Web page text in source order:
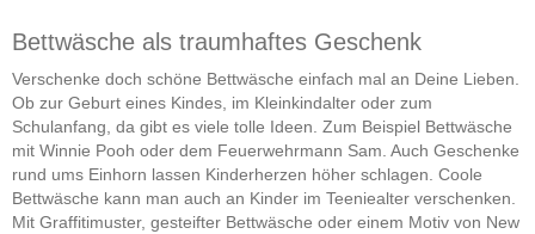
Bettwäsche als traumhaftes Geschenk
Verschenke doch schöne Bettwäsche einfach mal an Deine Lieben.
Ob zur Geburt eines Kindes, im Kleinkindalter oder zum
Schulanfang, da gibt es viele tolle Ideen. Zum Beispiel Bettwäsche
mit Winnie Pooh oder dem Feuerwehrmann Sam. Auch Geschenke
rund ums Einhorn lassen Kinderherzen höher schlagen. Coole
Bettwäsche kann man auch an Kinder im Teeniealter verschenken.
Mit Graffitimuster, gesteifter Bettwäsche oder einem Motiv von New